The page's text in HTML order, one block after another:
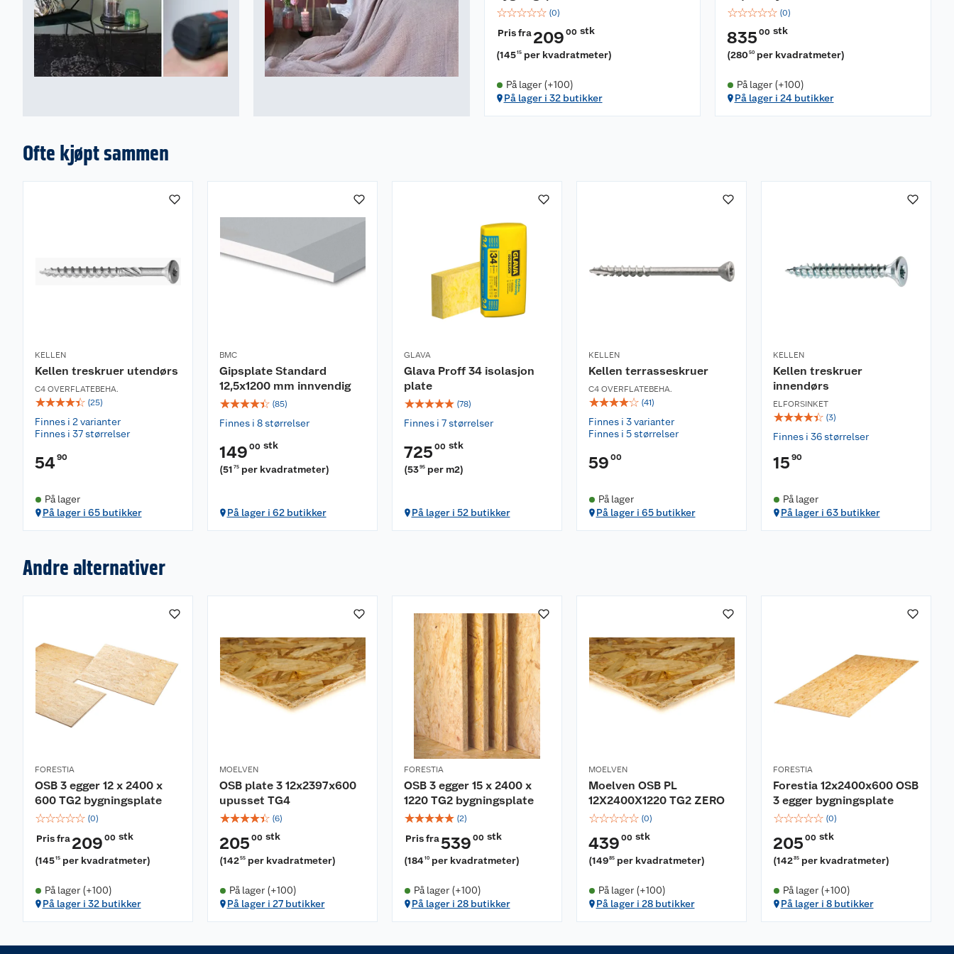
Høy formstabilitet og mekanisk yteevne
WBP lim
Densitet: 600 m³
Overflate: Upusset, grov
☆☆☆☆☆ (0)
Pris fra209 00 stk
(14515 per kvadratmeter)
På lager (+100)
På lager i 32 butikker
☆☆☆☆☆ (0)
835 00 stk
(28050 per kvadratmeter)
På lager (+100)
På lager i 24 butikker
Ofte kjøpt sammen
KELLEN
Kellen treskruer utendørs
C4 OVERFLATEBEHA.
☆☆☆☆☆ (25)
Finnes i 2 varianter
Finnes i 37 størrelser
5490
På lager
På lager i 65 butikker
BMC
Gipsplate Standard
12,5x1200 mm innvendig
☆☆☆☆☆ (85)
Finnes i 8 størrelser
149 00 stk
(51 75 per kvadratmeter)
På lager i 62 butikker
GLAVA
Glava Proff 34 isolasjon
plate
☆☆☆☆☆ (78)
Finnes i 7 størrelser
725 00 stk
(5395 per m2)
På lager i 52 butikker
KELLEN
Kellen terrasseskruer
C4 OVERFLATEBEHA.
☆☆☆☆☆ (41)
Finnes i 3 varianter
Finnes i 5 størrelser
59 00
På lager
På lager i 65 butikker
KELLEN
Kellen treskruer
innendørs
ELFORSINKET
☆☆☆☆☆ (3)
Finnes i 36 størrelser
15 90
På lager
På lager i 63 butikker
Andre alternativer
FORESTIA
OSB 3 egger 12 x 2400 x
600 TG2 bygningsplate
☆☆☆☆☆ (0)
Pris fra209 00 stk
(14515 per kvadratmeter)
På lager (+100)
På lager i 32 butikker
MOELVEN
OSB plate 3 12x2397x600
upusset TG4
☆☆☆☆☆ (6)
205 00 stk
(14255 per kvadratmeter)
På lager (+100)
På lager i 27 butikker
FORESTIA
OSB 3 egger 15 x 2400 x
1220 TG2 bygningsplate
☆☆☆☆☆ (2)
Pris fra539 00 stk
(184 10 per kvadratmeter)
På lager (+100)
På lager i 28 butikker
MOELVEN
Moelven OSB PL
12X2400X1220 TG2 ZERO
☆☆☆☆☆ (0)
439 00 stk
(14985 per kvadratmeter)
På lager (+100)
På lager i 28 butikker
FORESTIA
Forestia 12x2400x600 OSB
3 egger bygningsplate
☆☆☆☆☆ (0)
205 00 stk
(14235 per kvadratmeter)
På lager (+100)
På lager i 8 butikker